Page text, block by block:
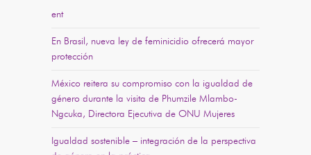
ent
En Brasil, nueva ley de feminicidio ofrecerá mayor
protección
México reitera su compromiso con la igualdad de
género durante la visita de Phumzile Mlambo-
Ngcuka, Directora Ejecutiva de ONU Mujeres
Igualdad sostenible – integración de la perspectiva